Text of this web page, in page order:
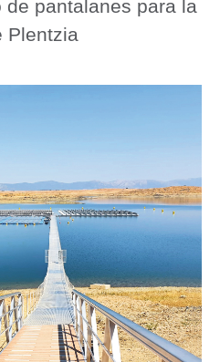
pantalanes para la
Plentzia